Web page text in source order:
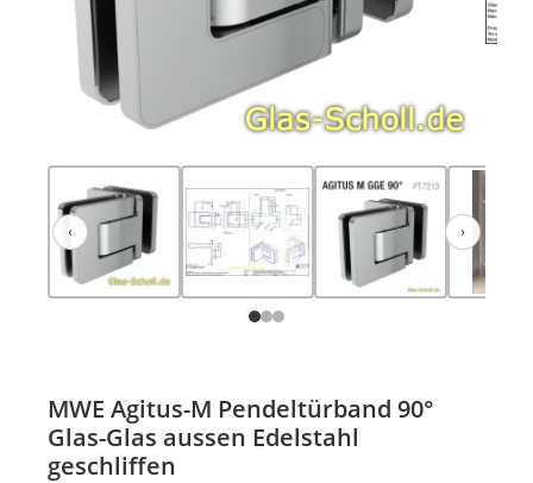
‹
Zurück
›
Weiter
MWE Agitus-M Pendeltürband 90°
Glas-Glas aussen Edelstahl
geschliffen